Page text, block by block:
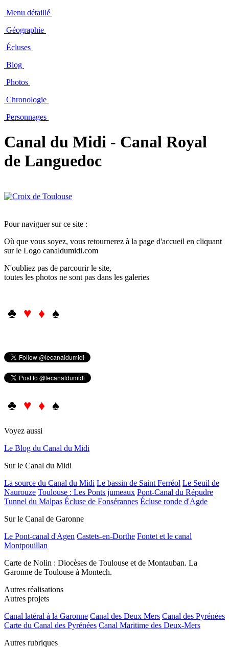
Menu détaillé
Géographie
Écluses
Blog
Photos
Chronologie
Personnages
Canal du Midi - Canal Royal
de Languedoc
Pour naviguer sur ce site :
Où que vous soyez, vous retournerez à la page d'accueil en cliquant
sur le Logo canaldumidi.com
N'oubliez pas de parcourir le site,
toutes les photos ne sont pas dans les galeries
♣ ♥ ♦ ♠
♣ ♥ ♦ ♠
Voyez aussi
Le Blog du Canal du Midi
Sur le Canal du Midi
La source du Canal du Midi Le bassin de Saint Ferréol Le Seuil de
Naurouze Toulouse : Les Ponts jumeaux Pont-Canal du Répudre
Tunnel du Malpas Écluse de Fonsérannes Écluse ronde d'Agde
Sur le Canal de Garonne
Le Pont-canal d'Agen Castets-en-Dorthe Fontet et le canal
Montpouillan
Carte de Nolin : Diocèses de Toulouse et de Montauban. La
Garonne de Toulouse à Montech.
Autres réalisations
Autres projets
Canal latéral à la Garonne Canal des Deux Mers Canal des Pyrénées
Carte du Canal des Pyrénées Canal Maritime des Deux-Mers
Autres rubriques